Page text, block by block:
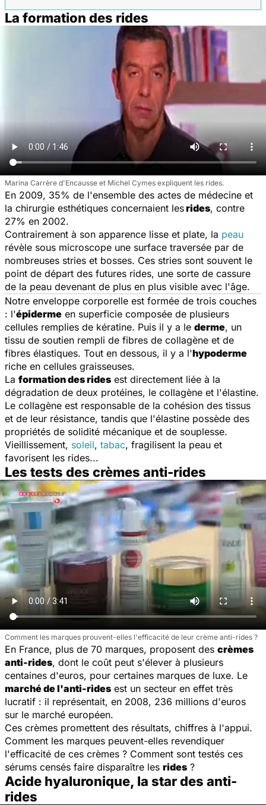
La formation des rides
Marina Carrère d'Encausse et Michel Cymes expliquent les rides.
En 2009, 35% de l'ensemble des actes de médecine et
la chirurgie esthétiques concernaient lesrides, contre
27% en 2002.
Contrairement à son apparence lisse et plate, la peau
révèle sous microscope une surface traversée par de
nombreuses stries et bosses. Ces stries sont souvent le
point de départ des futures rides, une sorte de cassure
de la peau devenant de plus en plus visible avec l'âge.
Notre enveloppe corporelle est formée de trois couches
: l'épiderme en superficie composée de plusieurs
cellules remplies de kératine. Puis il y a le derme, un
tissu de soutien rempli de fibres de collagène et de
fibres élastiques. Tout en dessous, il y a l'hypoderme
riche en cellules graisseuses.
La formation des rides est directement liée à la
dégradation de deux protéines, le collagène et l'élastine.
Le collagène est responsable de la cohésion des tissus
et de leur résistance, tandis que l'élastine possède des
propriétés de solidité mécanique et de souplesse.
Vieillissement, soleil, tabac, fragilisent la peau et
favorisent les rides...
Les tests des crèmes anti-rides
Comment les marques prouvent-elles l'efficacité de leur crème anti-rides ?
En France, plus de 70 marques, proposent des crèmes
anti-rides, dont le coût peut s'élever à plusieurs
centaines d'euros, pour certaines marques de luxe. Le
marché de l'anti-rides est un secteur en effet très
lucratif : il représentait, en 2008, 236 millions d'euros
sur le marché européen.
Ces crèmes promettent des résultats, chiffres à l'appui.
Comment les marques peuvent-elles revendiquer
l'efficacité de ces crèmes ? Comment sont testés ces
sérums censés faire disparaître les rides ?
Acide hyaluronique, la star des anti-
rides